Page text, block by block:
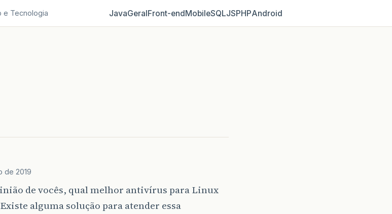
e Tecnologia JavaGeralFront‑endMobileSQLJSPHPAndroid
de 2019
de vocês, qual melhor antivírus para Linux
alguma solução para atender essa